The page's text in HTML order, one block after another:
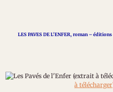
LES PAVES DE L'ENFER, roman –éditions
à